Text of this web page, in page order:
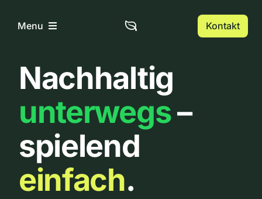
InhaltMenu
Home
Über uns
Urbanlist
Kontakt
Nachhaltig
unterwegs–
spielend
einfach.